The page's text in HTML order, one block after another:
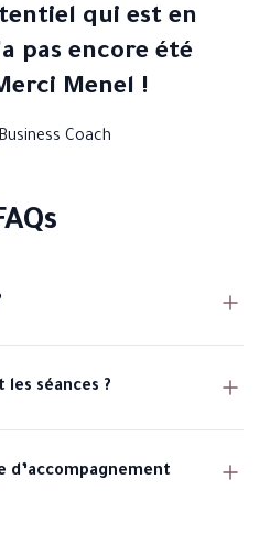
qui est en
pas encore été
Menel !
Coach
séances ?
d’accompagnement